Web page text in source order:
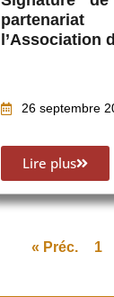
l’Association
26 septembre
Lire plus
« Préc. 1